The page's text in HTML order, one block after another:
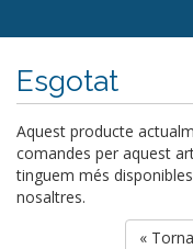
Esgotat
Aquest producte
comandes per aquest
tinguem més
nosaltres.
«